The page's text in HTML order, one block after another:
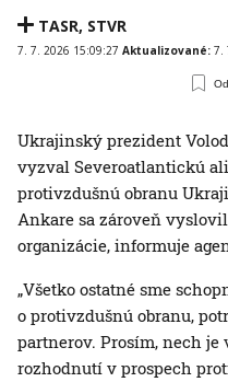
TASR, STVR
7. 7. 2026 15:09:27 Aktualizované: 7.
Ukrajinský prezident
vyzval Severoatlantickú
protivzdušnú obranu
Ankare sa zároveň
organizácie, informuje
„Všetko ostatné sme
o protivzdušnú obranu,
partnerov. Prosím, nech
rozhodnutí v prospech